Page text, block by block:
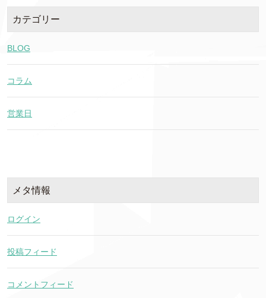
カテゴリー
BLOG
コラム
営業日
メタ情報
ログイン
投稿フィード
コメントフィード